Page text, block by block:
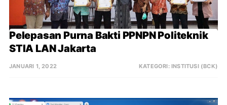
Pelepasan Purna Bakti PPNPN Politeknik
STIA LAN Jakarta
JANUARI 1, 2022 KATEGORI: INSTITUSI (BCK)